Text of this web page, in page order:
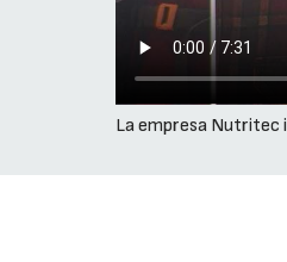
La empresa Nutritec